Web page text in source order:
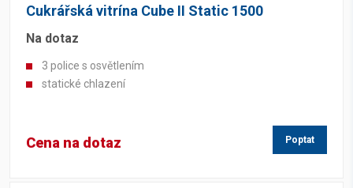
Cukrářská vitrína Cube II Static 1500
Na dotaz
3 police s osvětlením
statické chlazení
Cena na dotaz Poptat